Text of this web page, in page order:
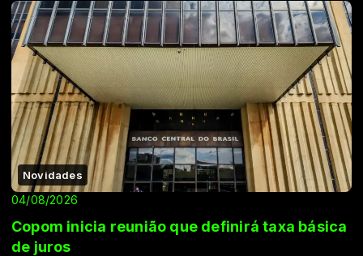
Novidades
04/08/2026
Copom inicia reunião que definirá taxa básica
de juros